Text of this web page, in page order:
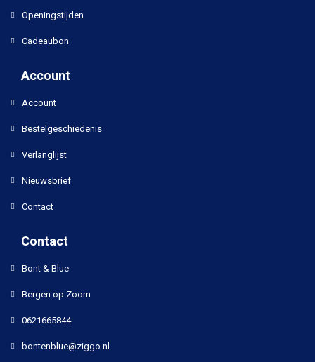
Openingstijden
Cadeaubon
Account
Account
Bestelgeschiedenis
Verlanglijst
Nieuwsbrief
Contact
Contact
Bont & Blue
Bergen op Zoom
0621665844
bontenblue@ziggo.nl